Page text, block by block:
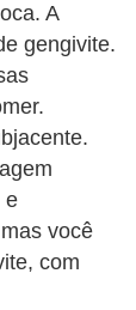
A
gengivite.
e
você
com